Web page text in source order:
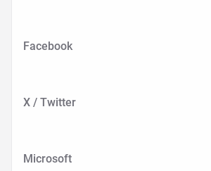
Facebook
X / Twitter
Microsoft